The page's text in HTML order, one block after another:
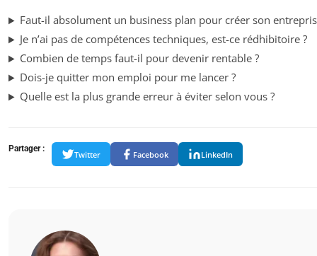
Faut-il absolument un business plan pour créer son
Je n’ai pas de compétences techniques, est-ce rédhibitoire ?
Combien de temps faut-il pour devenir rentable ?
Dois-je quitter mon emploi pour me lancer ?
Quelle est la plus grande erreur à éviter selon vous ?
Partager :
Twitter Facebook LinkedIn